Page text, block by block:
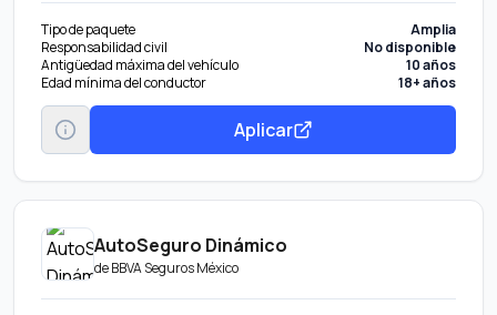
Tipo de paquete
Amplia
Responsabilidad civil
No disponible
Antigüedad máxima del vehículo
10 años
Edad mínima del conductor
18+ años
Aplicar
AutoSeguro Dinámico
deBBVA Seguros México